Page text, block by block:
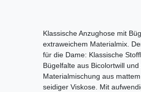
Klassische Anzughose mit
extraweichem Materialmix.
für die Dame: Klassische
Bügelfalte aus Bicolortwill
Materialmischung aus
seidiger Viskose. Mit